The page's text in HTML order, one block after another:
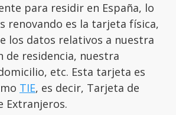
para residir en España, lo
renovando es la tarjeta física,
los datos relativos a nuestra
de residencia, nuestra
etc. Esta tarjeta es
TIE, es decir, Tarjeta de
Extranjeros.